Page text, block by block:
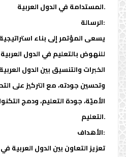
المستدامة في الدول العربية.
الرسالة:
يسعى المؤتمر إلى بناء
للنهوض بالتعليم في الدول
الخبرات والتنسيق بين الدول
وتحسين جودته، مع التركيز على
الأميّة، جودة التعليم، ودمج
التعليم.
الأهداف:
تعزيز التعاون بين الدول العربية